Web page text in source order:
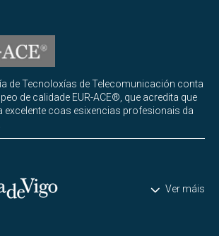
de Tecnoloxías de Telecomunicación conta
de calidade EUR-ACE®, que acredita que
excelente coas esixencias profesionais da
de Vigo Ver máis